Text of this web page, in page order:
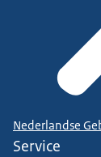
Nederlandse
Service